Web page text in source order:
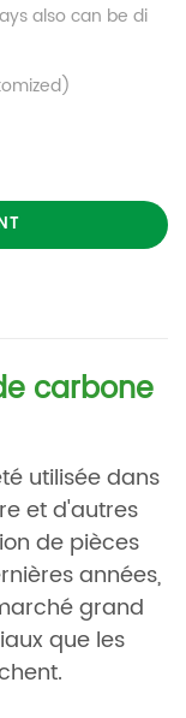
also can be di
carbone
utilisée dans
et d'autres
de pièces
années,
grand
que les